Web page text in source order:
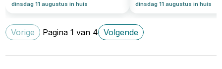
dinsdag 11 augustus in huis dinsdag 11 augustus in huis
Vorige Pagina1 van 4 Volgende